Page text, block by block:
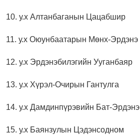
10. у.х Алтанбаганын Цацабшир
11. у.х Оюунбаатарын Мөнх-Эрдэнэ
12. у.х Эрдэнэбилэгийн Ууганбаяр
13. у.х Хүрэл-Очирын Гантулга
14. у.х Дамдинпүрэвийн Бат-Эрдэнэ
15. у.х Баянзулын Цэдэнсодном